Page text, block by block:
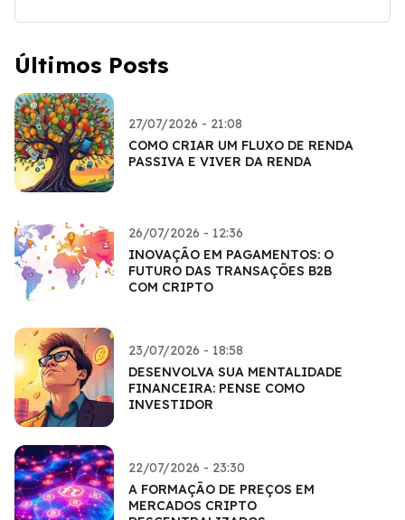
Últimos Posts
27/07/2026 - 21:08
COMO CRIAR UM FLUXO DE RENDA
PASSIVA E VIVER DA RENDA
26/07/2026 - 12:36
INOVAÇÃO EM PAGAMENTOS: O
FUTURO DAS TRANSAÇÕES B2B
COM CRIPTO
23/07/2026 - 18:58
DESENVOLVA SUA MENTALIDADE
FINANCEIRA: PENSE COMO
INVESTIDOR
22/07/2026 - 23:30
A FORMAÇÃO DE PREÇOS EM
MERCADOS CRIPTO